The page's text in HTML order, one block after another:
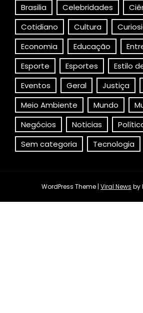
Brasilia
Celebridades
Cotidiano
Cultura
Economia
Educação
Esporte
Esportes
Estilo
Eventos
Geral Justiça
Meio Ambiente
Mundo
Negócios
Noticias
Sem categoria
Tecnologia
WordPress Theme | Viral News by